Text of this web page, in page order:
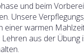
und beim
Unsere
einer warmen
aus der